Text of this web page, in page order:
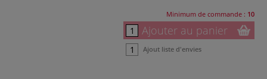
Minimum de commande : 10
Ajouter au panier
Ajout liste d'envies